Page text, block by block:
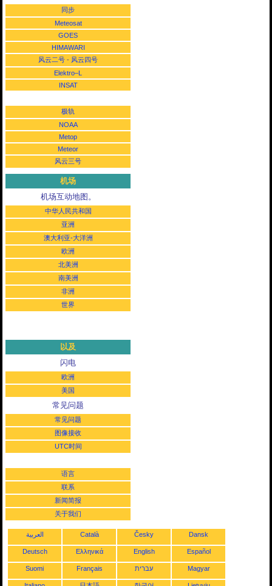
同步
Meteosat
GOES
HIMAWARI
风云二号 - 风云四号
Elektro–L
INSAT
极轨
NOAA
Metop
Meteor
风云三号
机场
机场互动地图。
中华人民共和国
亚洲
澳大利亚-大洋洲
欧洲
北美洲
南美洲
非洲
世界
以及
闪电
欧洲
美国
常见问题
常见问题
图像接收
UTC时间
语言
联系
新闻简报
关于我们
العربية Català Česky Dansk
Deutsch Ελληνικά English Español
Suomi Français עברית Magyar